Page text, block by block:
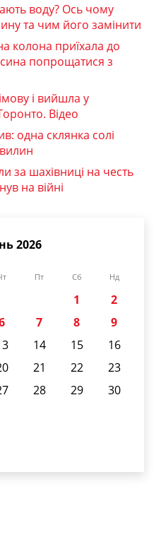
воду? Ось чому
та чим його замінити
колона приїхала до
попрощатися з
і вийшла у
Відео
одна склянка солі
за шахівниці на честь
на війні
2026
Пт Сб Нд
1
2
7 8
9
14 15
16
21 22
23
28 29
30